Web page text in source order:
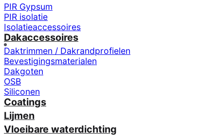
PIR Gypsum
PIR isolatie
Isolatieaccessoires
Dakaccessoires
Daktrimmen / Dakrandprofielen
Bevestigingsmaterialen
Dakgoten
OSB
Siliconen
Coatings
Lijmen
Vloeibare waterdichting